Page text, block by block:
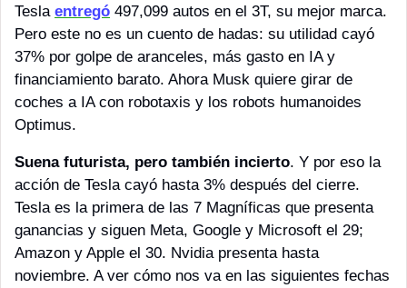
Tesla entregó 497,099 autos en el 3T, su mejor marca.
Pero este no es un cuento de hadas: su utilidad cayó
37% por golpe de aranceles, más gasto en IA y
financiamiento barato. Ahora Musk quiere girar de
coches a IA con robotaxis y los robots humanoides
Optimus.
Suena futurista, pero también incierto. Y por eso la
acción de Tesla cayó hasta 3% después del cierre.
Tesla es la primera de las 7 Magníficas que presenta
ganancias y siguen Meta, Google y Microsoft el 29;
Amazon y Apple el 30. Nvidia presenta hasta
noviembre. A ver cómo nos va en las siguientes fechas